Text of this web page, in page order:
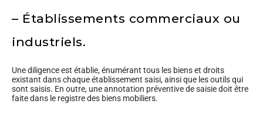
– Établissements commerciaux ou
industriels.
Une diligence est établie, énumérant tous les biens et droits
existant dans chaque établissement saisi, ainsi que les outils qui
sont saisis. En outre, une annotation préventive de saisie doit être
faite dans le registre des biens mobiliers.